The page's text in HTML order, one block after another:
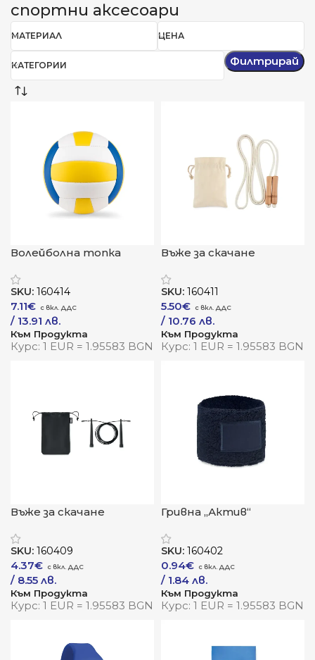
спортни аксесоари
МАТЕРИАЛ ЦЕНА
КАТЕГОРИИ Филтрирай
Волейболна топка
SKU: 160414
7.11€
/ 13.91 лв.
Към Продукта
Курс: 1 EUR = 1.95583 BGN
Въже за скачане
SKU: 160411
5.50€
/ 10.76 лв.
Към Продукта
Курс: 1 EUR = 1.95583 BGN
Въже за скачане
SKU: 160409
4.37€
/ 8.55 лв.
Към Продукта
Курс: 1 EUR = 1.95583 BGN
Гривна „Актив“
SKU: 160402
0.94€
/ 1.84 лв.
Към Продукта
Курс: 1 EUR = 1.95583 BGN